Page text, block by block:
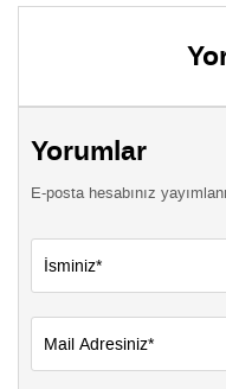
Yorumlar
E-posta hesabınız